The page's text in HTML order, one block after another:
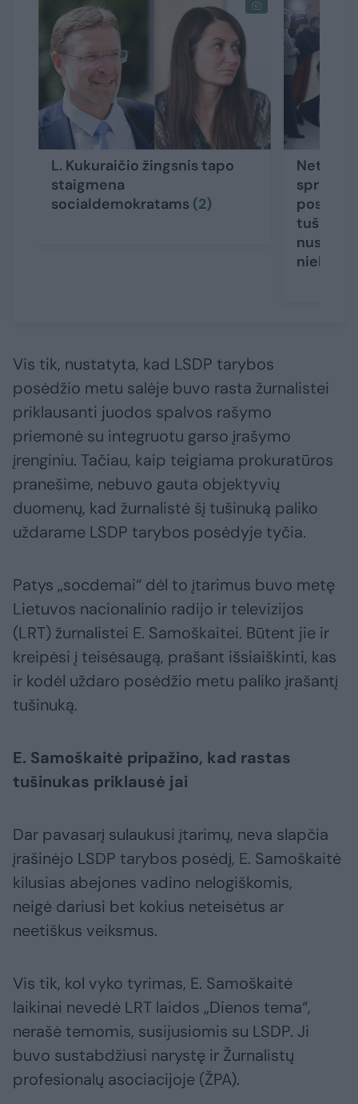
L. Kukuraičio žingsnis tapo
staigmena
socialdemokratams (2)
niekuo
Vis tik, nustatyta, kad LSDP tarybos
posėdžio metu salėje buvo rasta žurnalistei
priklausanti juodos spalvos rašymo
priemonė su integruotu garso įrašymo
įrenginiu. Tačiau, kaip teigiama prokuratūros
pranešime, nebuvo gauta objektyvių
duomenų, kad žurnalistė šį tušinuką paliko
uždarame LSDP tarybos posėdyje tyčia.
Patys „socdemai“ dėl to įtarimus buvo metę
Lietuvos nacionalinio radijo ir televizijos
(LRT) žurnalistei E. Samoškaitei. Būtent jie ir
kreipėsi į teisėsaugą, prašant išsiaiškinti, kas
ir kodėl uždaro posėdžio metu paliko įrašantį
tušinuką.
E. Samoškaitė pripažino, kad rastas
tušinukas priklausė jai
Dar pavasarį sulaukusi įtarimų, neva slapčia
įrašinėjo LSDP tarybos posėdį, E. Samoškaitė
kilusias abejones vadino nelogiškomis,
neigė dariusi bet kokius neteisėtus ar
neetiškus veiksmus.
Vis tik, kol vyko tyrimas, E. Samoškaitė
laikinai nevedė LRT laidos „Dienos tema“,
nerašė temomis, susijusiomis su LSDP. Ji
buvo sustabdžiusi narystę ir Žurnalistų
profesionalų asociacijoje (ŽPA).